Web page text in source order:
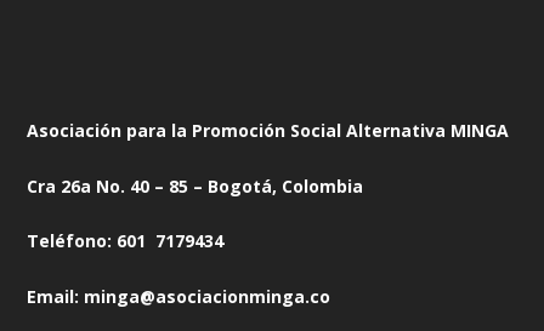
Asociación para la Promoción Social Alternativa MINGA
Cra 26a No. 40 – 85 – Bogotá, Colombia
Teléfono: 601 7179434
Email: minga@asociacionminga.co